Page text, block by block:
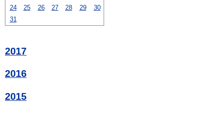
24
25 26 27 28 29
30
31
2017
2016
2015